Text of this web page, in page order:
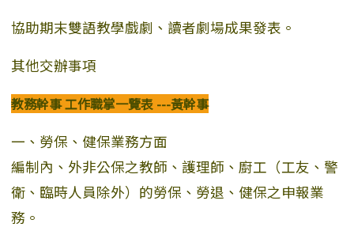
協助期末雙語教學戲劇、讀者劇場成果發表。
其他交辦事項
教務幹事 工作職掌一覽表 ---黃幹事
一、勞保、健保業務方面
編制內、外非公保之教師、護理師、廚工（工友、警
衛、臨時人員除外）的勞保、勞退、健保之申報業
務。